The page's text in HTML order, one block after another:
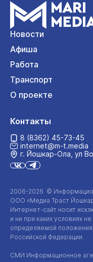
Новости
Афиша
Работа
Транспорт
О проекте
2006-2026 ©
ООО «Медиа Траст
Интернет-сайт носит
и ни при каких условиях
определяемой
Российской Федерации.
СМИ Информационное
Контакты
8 (8362) 45-73-45
internet@m-t.media
г. Йошкар‑Ола, ул